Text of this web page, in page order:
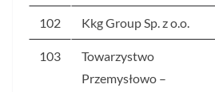
102 Kkg Group Sp. z o.o.
103
Towarzystwo
Przemysłowo –